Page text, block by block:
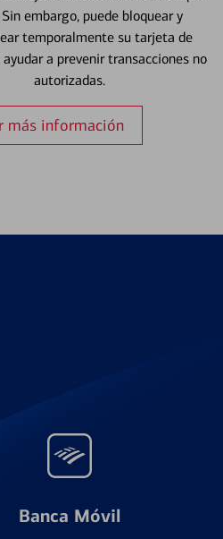
embargo, puede bloquear y
temporalmente su tarjeta de
a prevenir transacciones no
autorizadas.
más información
Banca Móvil